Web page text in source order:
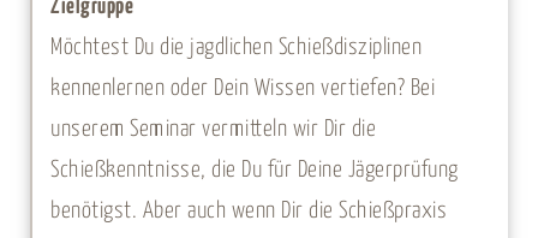
2027
Menge
Zielgruppe
Möchtest Du die jagdlichen Schießdisziplinen
kennenlernen oder Dein Wissen vertiefen? Bei
unserem Seminar vermitteln wir Dir die
Schießkenntnisse, die Du für Deine Jägerprüfung
benötigst. Aber auch wenn Dir die Schießpraxis